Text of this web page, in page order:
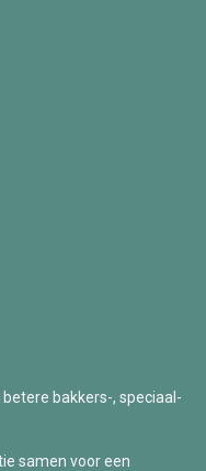
bakkers-, speciaal-
samen voor een